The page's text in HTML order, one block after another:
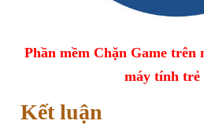
Phần mềm Chặn Game trên
máy tính trẻ
Kết luận